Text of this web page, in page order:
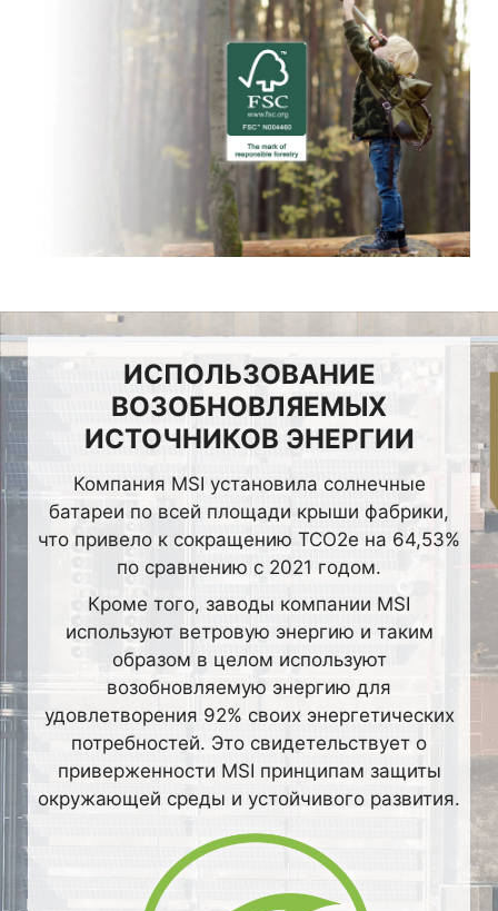
ИСПОЛЬЗОВАНИЕ
ВОЗОБНОВЛЯЕМЫХ
ИСТОЧНИКОВ ЭНЕРГИИ
Компания MSI установила солнечные
батареи по всей площади крыши фабрики,
что привело к сокращению TCO2e на 64,53%
по сравнению с 2021 годом.
Кроме того, заводы компании MSI
используют ветровую энергию и таким
образом в целом используют
возобновляемую энергию для
удовлетворения 92% своих энергетических
потребностей. Это свидетельствует о
приверженности MSI принципам защиты
окружающей среды и устойчивого развития.